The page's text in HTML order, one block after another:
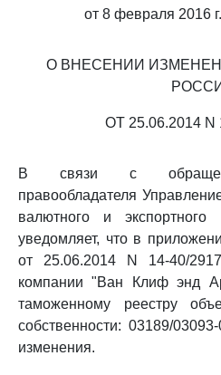
от 8 февраля 2016
О ВНЕСЕНИИ
ОТ 25.06.2014 N
В связи с
правообладателя
валютного и
уведомляет, что в
от 25.06.2014 N 14-40/
компании "Ван Клиф энд
таможенному реестру
собственности: 03189/
изменения.